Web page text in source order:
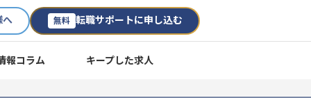
へ 無料 転職サポートに申し込む
報コラム キープした求人